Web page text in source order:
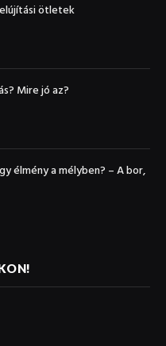
ötletek
Mire jó az?
élmény a mélyben? – A bor,